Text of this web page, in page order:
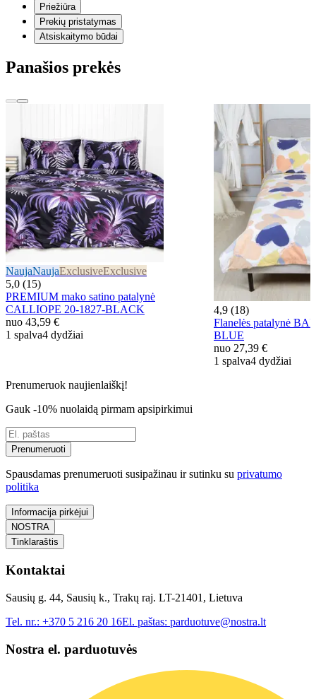
Priežiūra
Prekių pristatymas
Atsiskaitymo būdai
Panašios prekės
NaujaNaujaExclusiveExclusive
5,0 (15)
PREMIUM mako satino patalynė
CALLIOPE 20-1827-BLACK
nuo 43,59 €
1 spalva4 dydžiai
4,9 (18)
Flanelės patalynė
BLUE
nuo 27,39 €
1 spalva4 dydžiai
Prenumeruok naujienlaiškį!
Gauk -10% nuolaidą pirmam apsipirkimui
Prenumeruoti
Spausdamas prenumeruoti susipažinau ir sutinku su privatumo
politika
Informacija pirkėjui
NOSTRA
Tinklaraštis
Kontaktai
Sausių g. 44, Sausių k., Trakų raj. LT-21401, Lietuva
Tel. nr.: +370 5 216 20 16El. paštas: parduotuve@nostra.lt
Nostra el. parduotuvės